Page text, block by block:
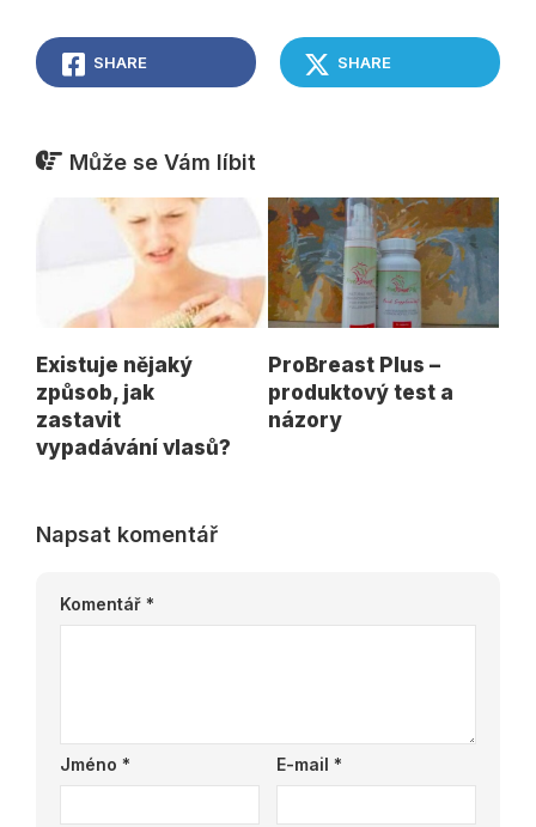
SHARE SHARE
Může se Vám líbit
Existuje nějaký
způsob, jak
zastavit
vypadávání vlasů?
ProBreast Plus –
produktový test a
názory
Napsat komentář
Komentář *
Jméno * E-mail *